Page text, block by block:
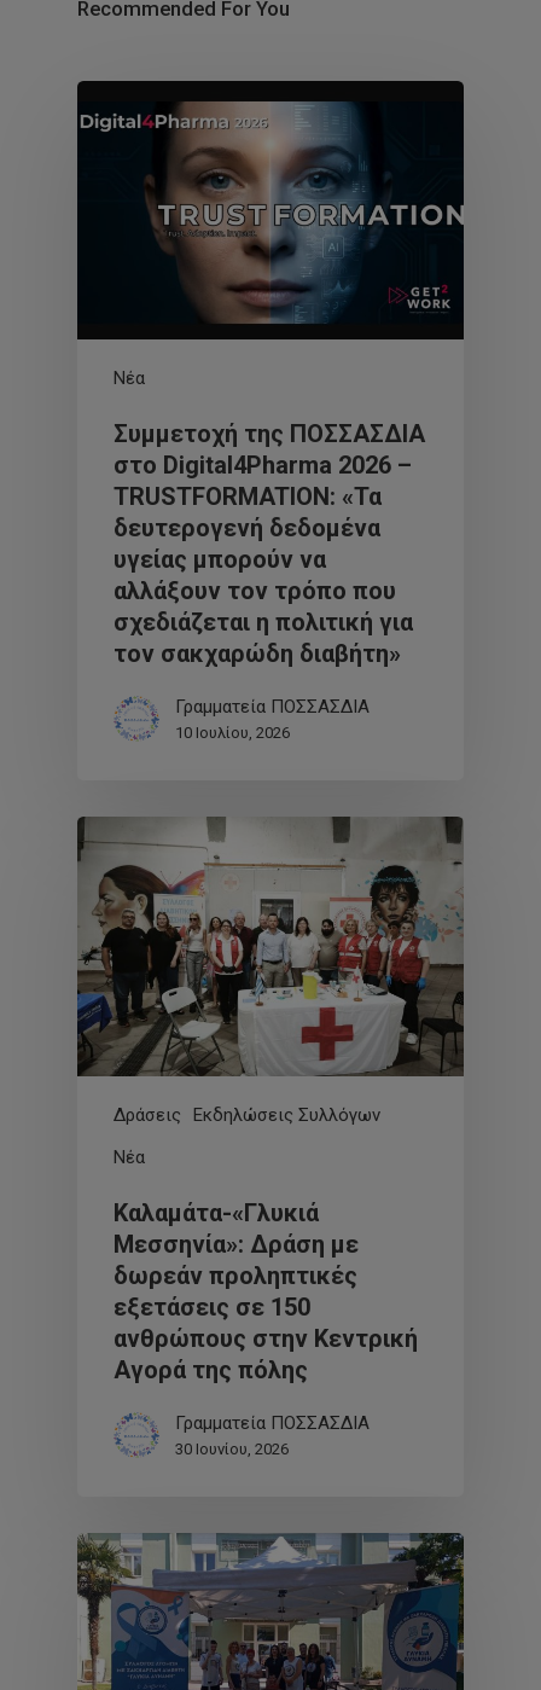
Recommended For You
Νέα
Συμμετοχή της ΠΟΣΣΑΣΔΙΑ
στο Digital4Pharma 2026 –
TRUSTFORMATION: «Τα
δευτερογενή δεδομένα
υγείας μπορούν να
αλλάξουν τον τρόπο που
σχεδιάζεται η πολιτική για
τον σακχαρώδη διαβήτη»
Γραμματεία ΠΟΣΣΑΣΔΙΑ
10 Ιουλίου, 2026
Δράσεις
Εκδηλώσεις Συλλόγων
Νέα
Καλαμάτα-«Γλυκιά
Μεσσηνία»: Δράση με
δωρεάν προληπτικές
εξετάσεις σε 150
ανθρώπους στην Κεντρική
Αγορά της πόλης
Γραμματεία ΠΟΣΣΑΣΔΙΑ
30 Ιουνίου, 2026